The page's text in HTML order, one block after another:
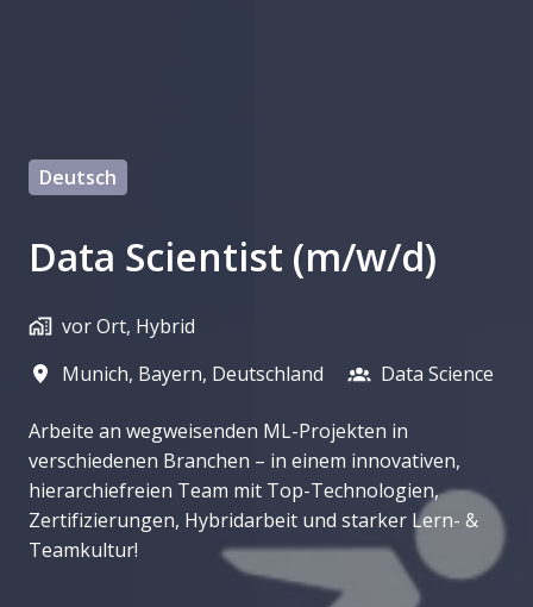
Deutsch
Data Scientist (m/w/d)
vor Ort, Hybrid
Munich, Bayern, Deutschland Data Science
Arbeite an wegweisenden ML-Projekten in
verschiedenen Branchen – in einem innovativen,
hierarchiefreien Team mit Top-Technologien,
Zertifizierungen, Hybridarbeit und starker Lern- &
Teamkultur!